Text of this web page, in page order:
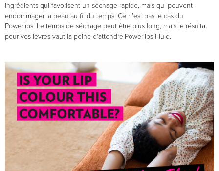
ingrédients qui favorisent un séchage rapide, mais qui peuvent
endommager la peau au fil du temps. Ce n’est pas le cas du
Powerlips! Le temps de séchage peut être plus long, mais le résultat
pour vos lèvres vaut la peine d'attendre!Powerlips Fluid.